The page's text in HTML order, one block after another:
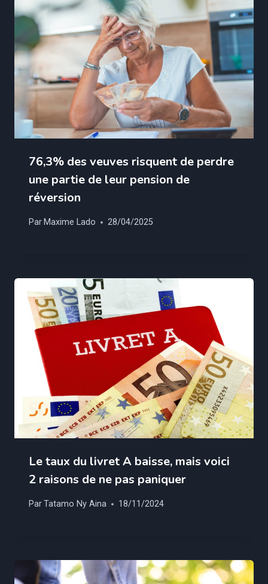
76,3% des veuves risquent de perdre
une partie de leur pension de
réversion
Par Maxime Lado 28/04/2025
Le taux du livret A baisse, mais voici
2 raisons de ne pas paniquer
ParTatamo Ny Aina 18/11/2024